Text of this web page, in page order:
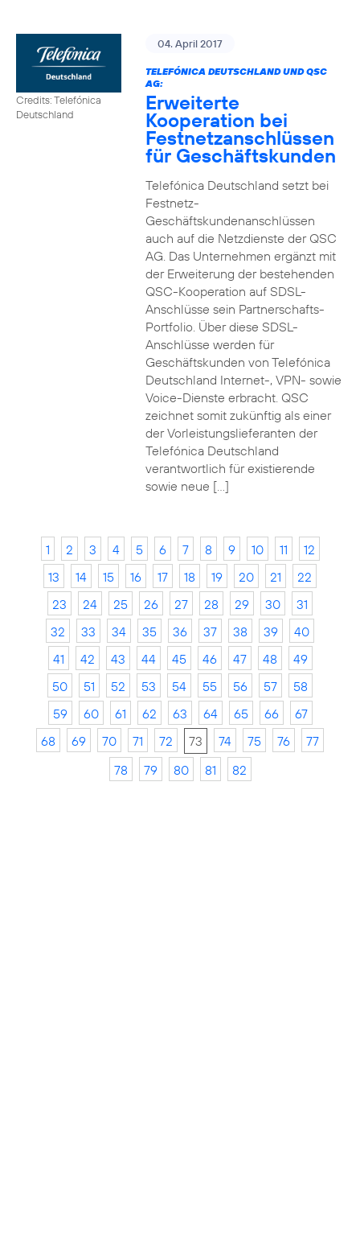
Credits: Telefónica
Deutschland
04. April 2017
TELEFÓNICA DEUTSCHLAND UND QSC
AG:
Erweiterte
Kooperation bei
Festnetzanschlüssen
für Geschäftskunden
Telefónica Deutschland setzt bei
Festnetz-
Geschäftskundenanschlüssen
auch auf die Netzdienste der QSC
AG. Das Unternehmen ergänzt mit
der Erweiterung der bestehenden
QSC-Kooperation auf SDSL-
Anschlüsse sein Partnerschafts-
Portfolio. Über diese SDSL-
Anschlüsse werden für
Geschäftskunden von Telefónica
Deutschland Internet-, VPN- sowie
Voice-Dienste erbracht. QSC
zeichnet somit zukünftig als einer
der Vorleistungslieferanten der
Telefónica Deutschland
verantwortlich für existierende
sowie neue […]
1 2 3 4 5 6 7 8 9 10 11
12
13
14 15 16 17 18 19 20 21
22
23
24 25 26 27 28 29 30
31
32
33 34 35 36 37 38 39
40
41
42 43 44 45 46 47 48
49
50
51 52 53 54 55 56 57
58
59
60 61 62 63 64 65 66
67
68
69 70 71 72 73 74 75 76
77
78
79 80 81 82